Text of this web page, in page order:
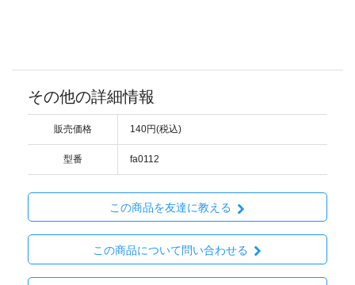
その他の詳細情報
販売価格 140円(税込)
型番 fa0112
この商品を友達に教える
この商品について問い合わせる